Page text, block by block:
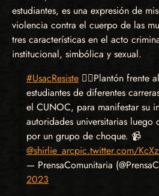
estudiantes, es una expresión de
violencia contra el cuerpo de las
tres características en el acto
institucional, simbólica y sexual.
#UsacResiste ✊🏽Plantón frente
estudiantes de diferentes
el CUNOC, para manifestar su
autoridades universitarias
por un grupo de choque. 📹
@shirlie_arcpic.twitter.com/
— PrensaComunitaria
2023